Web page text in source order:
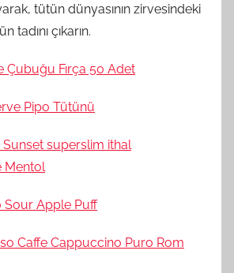
tütün dünyasının zirvesindeki
tadını çıkarın.
Çubuğu Fırça 50 Adet
Pipo Tütünü
superslim ithal
Mentol
Sour Apple Puff
Caffe Cappuccino Puro Rom